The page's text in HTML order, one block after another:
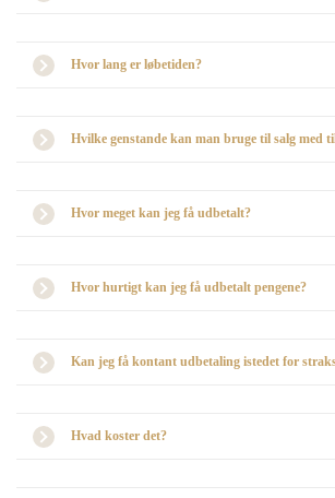
Hvor lang er løbetiden?
Hvilke genstande kan man bruge til salg med
Hvor meget kan jeg få udbetalt?
Hvor hurtigt kan jeg få udbetalt pengene?
Kan jeg få kontant udbetaling istedet for
Hvad koster det?